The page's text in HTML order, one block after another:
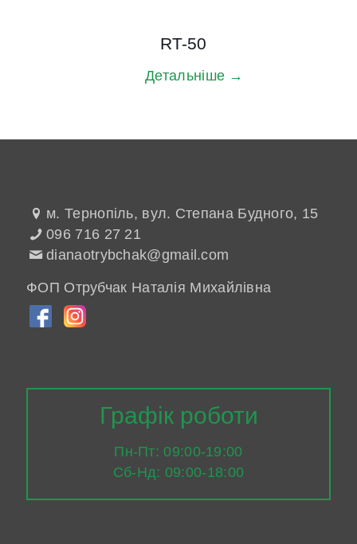
RT-50
Детальніше →
м. Тернопіль, вул. Степана Будного, 15
096 716 27 21
dianaotrybchak@gmail.com
ФОП Отрубчак Наталія Михайлівна
Графік роботи
Пн-Пт: 09:00-19:00
Сб-Нд: 09:00-18:00